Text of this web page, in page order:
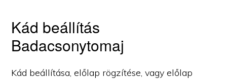
Kád beállítás
Badacsonytomaj
Kád beállítása, előlap rögzítése, vagy előlap